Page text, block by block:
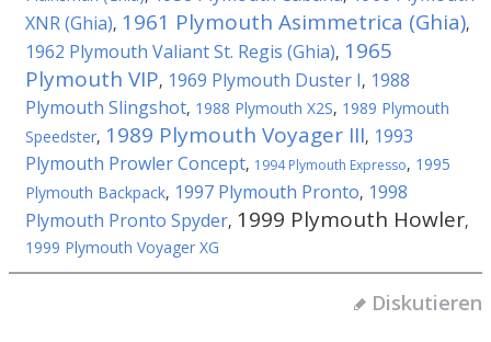
XNR (Ghia), 1961 Plymouth Asimmetrica (Ghia),
1962 Plymouth Valiant St. Regis (Ghia), 1965
Plymouth VIP, 1969 Plymouth Duster I, 1988
Plymouth Slingshot, 1988 Plymouth X2S, 1989 Plymouth
Speedster, 1989 Plymouth Voyager III, 1993
Plymouth Prowler Concept, 1994 Plymouth Expresso, 1995
Plymouth Backpack, 1997 Plymouth Pronto, 1998
Plymouth Pronto Spyder, 1999 Plymouth Howler,
1999 Plymouth Voyager XG
Diskutieren